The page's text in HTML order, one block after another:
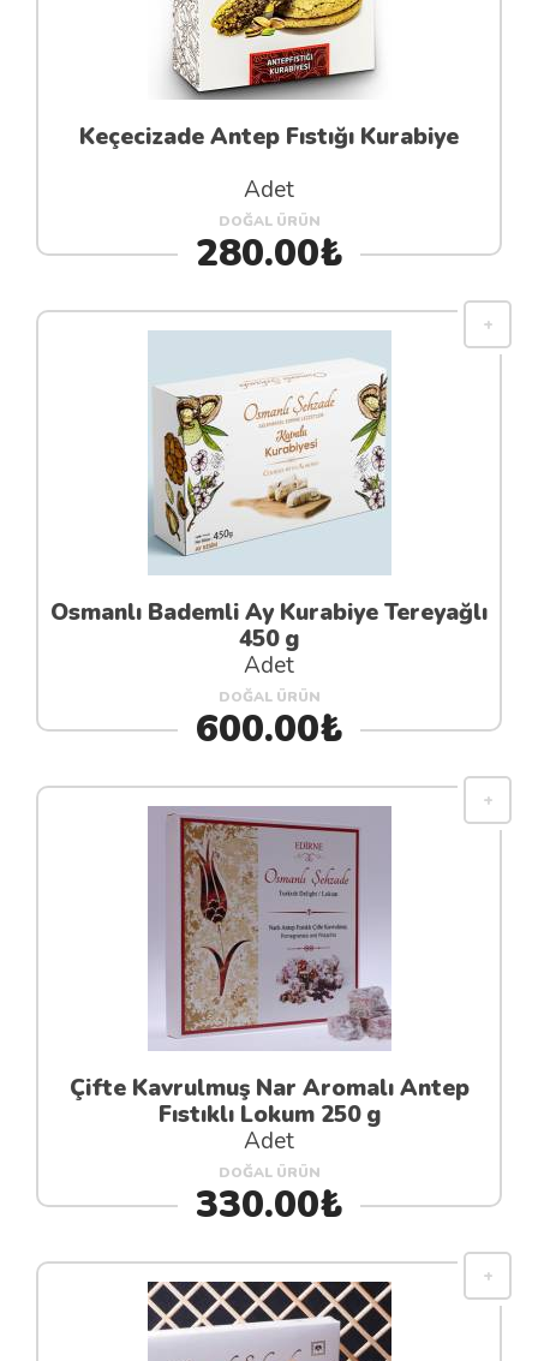
Keçecizade Antep Fıstığı Kurabiye
Adet
DOĞAL ÜRÜN
280.00₺
Osmanlı Bademli Ay Kurabiye Tereyağlı
450 g
Adet
DOĞAL ÜRÜN
600.00₺
Çifte Kavrulmuş Nar Aromalı Antep
Fıstıklı Lokum 250 g
Adet
DOĞAL ÜRÜN
330.00₺